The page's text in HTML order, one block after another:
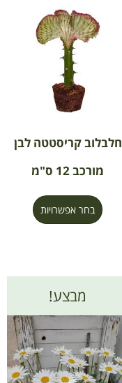
חלבלוב קריסטטה לבן
מורכב 12 ס"מ
בחר אפשרויות
מבצע!